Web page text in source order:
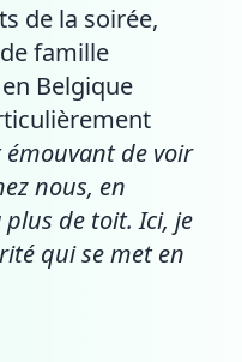
de la soirée,
famille
Belgique
émouvant de voir
nous, en
de toit. Ici, je
qui se met en